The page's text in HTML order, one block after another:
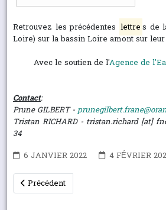
Retrouvez les précédentes lettres de
Loire) sur la bassin Loire amont sur
Avec le soutien de l'Agence de
Contact:
Prune GILBERT -
Tristan RICHARD - tristan.richard [at]
34
6 JANVIER 2022
4 FÉVRIER
Article précédent : Zones non
Précédent